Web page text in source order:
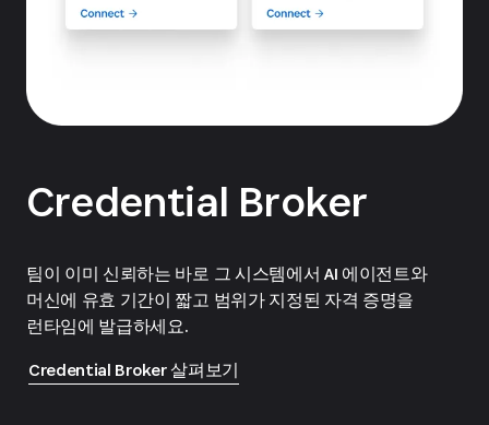
Credential Broker
팀이 이미 신뢰하는 바로 그 시스템에서 AI 에이전트와
머신에 유효 기간이 짧고 범위가 지정된 자격 증명을
런타임에 발급하세요.
Credential Broker 살펴보기